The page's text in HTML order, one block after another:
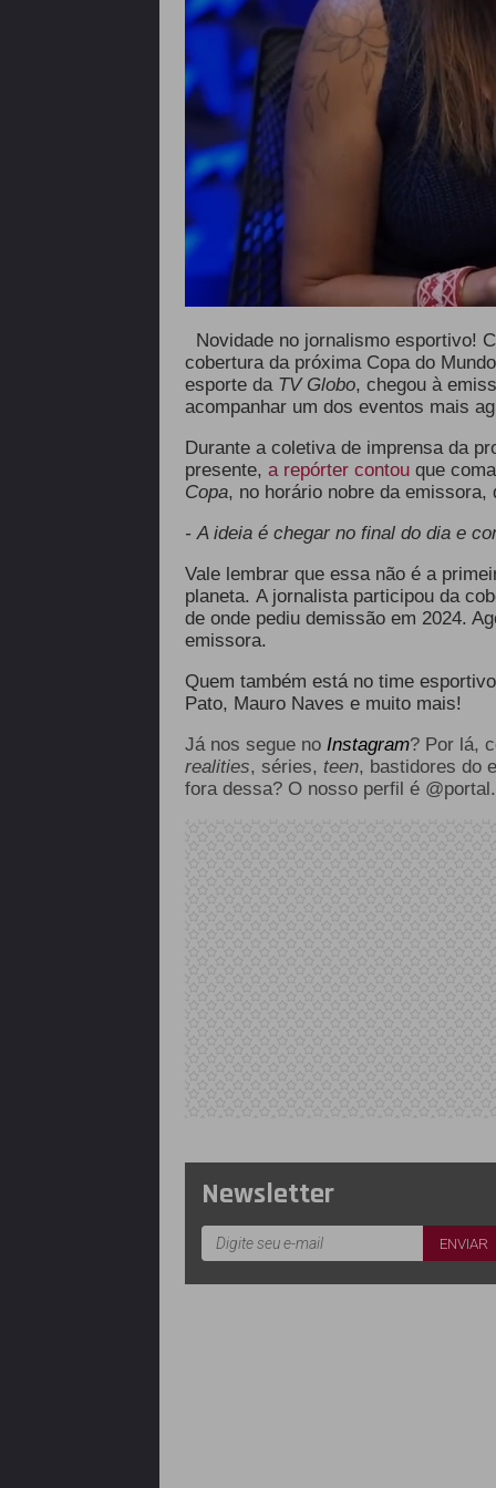
Novidade no jornalismo esportivo!
cobertura da próxima Copa do
esporte da TV Globo, chegou à
acompanhar um dos eventos mais
Durante a coletiva de imprensa da
presente, a repórter contouque
Copa, no horário nobre da emissora,
- A ideia é chegar no final do dia e
Vale lembrar que essa não é a
planeta. A jornalista participou da
de onde pediu demissão em 2024.
emissora.
Quem também está no time
Pato, Mauro Naves e muito mais!
Já nos segue no Instagram? Por lá,
realities, séries, teen, bastidores do
fora dessa? O nosso perfil é
Newsletter